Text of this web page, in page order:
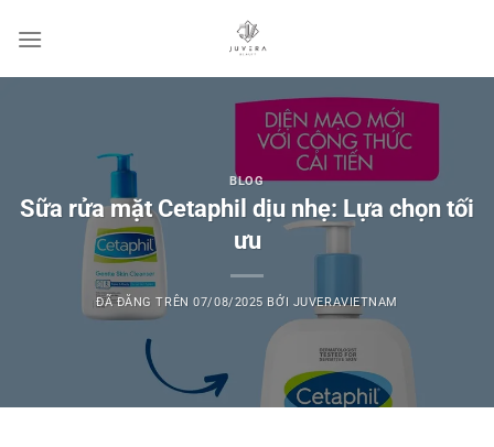
đến
BLOG
Sữa rửa mặt Cetaphil dịu nhẹ: Lựa chọn tối
ưu
ĐÃ ĐĂNG TRÊN07/08/2025 BỞI JUVERAVIETNAM